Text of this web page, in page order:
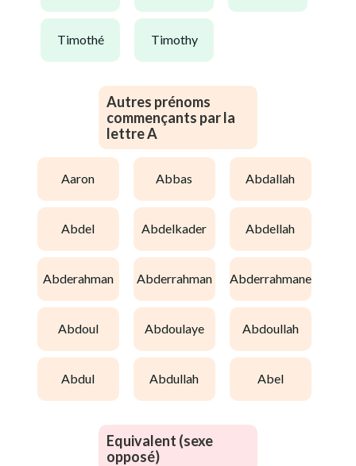
timothé timothy
Autres prénoms
commençants par la
lettre A
aaron abbas abdallah
abdel abdelkader abdellah
abderahman abderrahman abderrahmane
abdoul abdoulaye abdoullah
abdul abdullah abel
Equivalent (sexe
opposé)